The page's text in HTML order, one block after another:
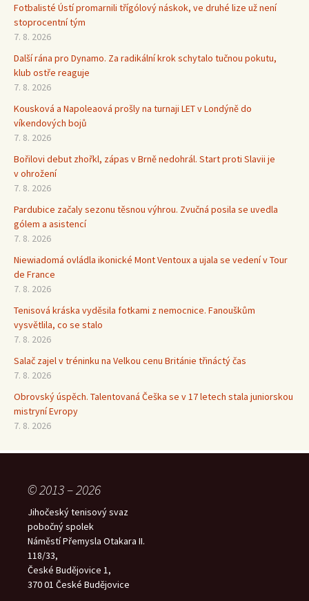
Fotbalisté Ústí promarnili třígólový náskok, ve druhé lize už není
stoprocentní tým
7. 8. 2026
Další rána pro Dynamo. Za radikální krok schytalo tučnou pokutu,
klub ostře reaguje
7. 8. 2026
Kousková a Napoleaová prošly na turnaji LET v Londýně do
víkendových bojů
7. 8. 2026
Bořilovi debut zhořkl, zápas v Brně nedohrál. Start proti Slavii je
v ohrožení
7. 8. 2026
Pardubice začaly sezonu těsnou výhrou. Zvučná posila se uvedla
gólem a asistencí
7. 8. 2026
Niewiadomá ovládla ikonické Mont Ventoux a ujala se vedení v Tour
de France
7. 8. 2026
Tenisová kráska vyděsila fotkami z nemocnice. Fanouškům
vysvětlila, co se stalo
7. 8. 2026
Salač zajel v tréninku na Velkou cenu Británie třináctý čas
7. 8. 2026
Obrovský úspěch. Talentovaná Češka se v 17 letech stala juniorskou
mistryní Evropy
7. 8. 2026
© 2013 – 2026
Jihočeský tenisový svaz
pobočný spolek
Náměstí Přemysla Otakara II.
118/33,
České Budějovice 1,
370 01 České Budějovice